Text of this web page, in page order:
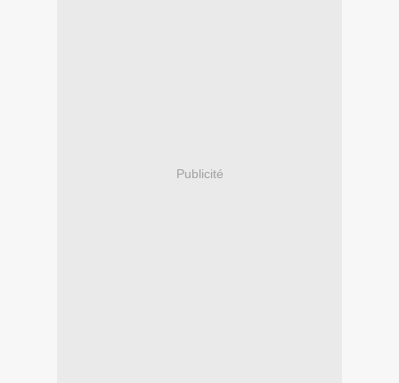
Publicité